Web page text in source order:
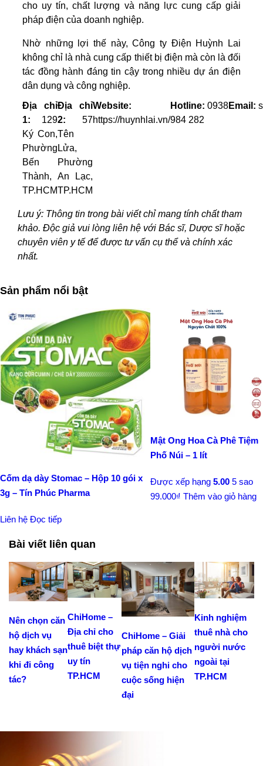
cho uy tín, chất lượng và năng lực cung cấp giải
pháp điện của doanh nghiệp.
Nhờ những lợi thế này, Công ty Điện Huỳnh Lai
không chỉ là nhà cung cấp thiết bị điện mà còn là đối
tác đồng hành đáng tin cậy trong nhiều dự án điện
dân dụng và công nghiệp.
Địa chỉ
1: 129
Ký Con,
Phường
Bến
Thành,
TP.HCM
Địa chỉ
2: 57
Tên
Lửa,
Phường
An Lạc,
TP.HCM
Website:
https://huynhlai.vn/
Hotline: 0938
984 282
Email:
Lưu ý: Thông tin trong bài viết chỉ mang tính chất tham
khảo. Độc giả vui lòng liên hệ với Bác sĩ, Dược sĩ hoặc
chuyên viên y tế để được tư vấn cụ thể và chính xác
nhất.
Sản phẩm nổi bật
Cốm dạ dày Stomac – Hộp 10 gói x
3g – Tín Phúc Pharma
Liên hệ Đọc tiếp
Mật Ong Hoa Cà Phê Tiệm
Phố Núi – 1 lít
Được xếp hạng 5.00 5 sao
99.000₫ Thêm vào giỏ hàng
Bài viết liên quan
Nên chọn căn
hộ dịch vụ
hay khách sạn
khi đi công
tác?
ChiHome –
Địa chỉ cho
thuê biệt thự
uy tín
TP.HCM
ChiHome – Giải
pháp căn hộ dịch
vụ tiện nghi cho
cuộc sống hiện
đại
Kinh nghiệm
thuê nhà cho
người nước
ngoài tại
TP.HCM